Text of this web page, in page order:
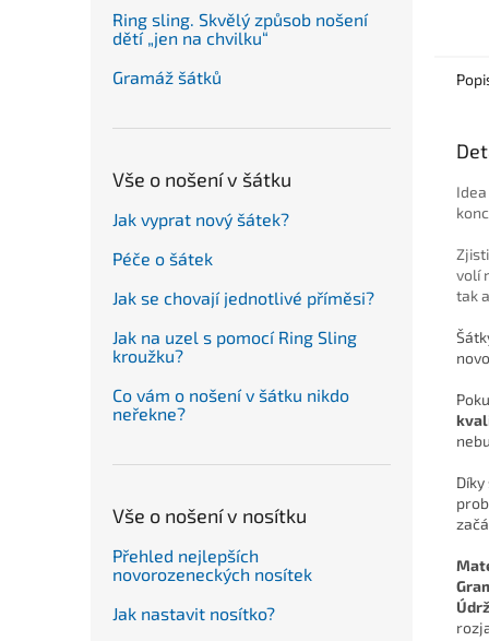
Ring sling. Skvělý způsob nošení
dětí „jen na chvilku“
Gramáž šátků
Vše o nošení v šátku
Jak vyprat nový šátek?
Péče o šátek
Jak se chovají jednotlivé příměsi?
Jak na uzel s pomocí Ring Sling
kroužku?
Co vám o nošení v šátku nikdo
neřekne?
Vše o nošení v nosítku
Přehled nejlepších
novorozeneckých nosítek
Jak nastavit nosítko?
volí
tak